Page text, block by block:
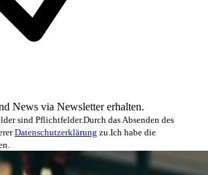
News via Newsletter erhalten.
sind Pflichtfelder.Durch das Absenden des
Datenschutzerklärung zu. Ich habe die